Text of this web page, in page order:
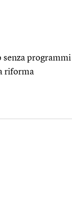
senza programmi
riforma